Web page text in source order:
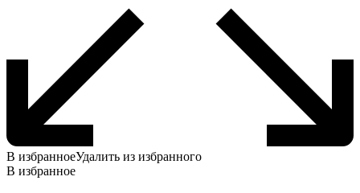
В избранноеУдалить из избранного
В избранное